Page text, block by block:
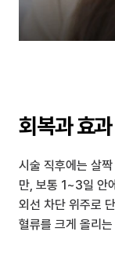
회복과 효
시술 직후에는 살
만, 보통 1~3일 안
외선 차단 위주로
혈류를 크게 올리